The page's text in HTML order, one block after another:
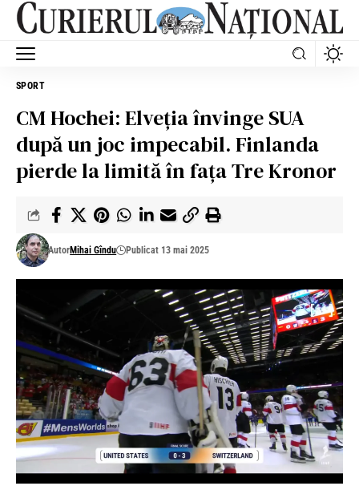
SPORT
CM Hochei: Elveția învinge SUA
după un joc impecabil. Finlanda
pierde la limită în fața Tre Kronor
AutorMihai Gîndu Publicat 13 mai 2025